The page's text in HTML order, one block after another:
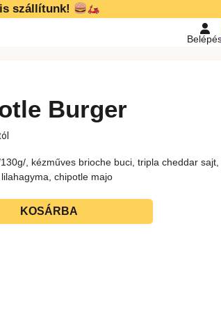
szállítunk!
Burger
, kézműves brioche buci, tripla cheddar sajt,
chipotle majo
KOSÁRBA